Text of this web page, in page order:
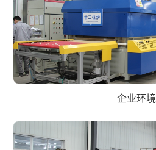
企业环境